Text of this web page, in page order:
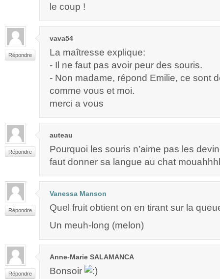
le coup !
Répondre
vava54
La maîtresse explique:
- Il ne faut pas avoir peur des souris.
- Non madame, répond Emilie, ce sont
comme vous et moi.
merci a vous
Répondre
auteau
Pourquoi les souris n’aime pas les
faut donner sa langue au chat
Répondre
Vanessa Manson
Quel fruit obtient on en tirant sur la
Un meuh-long (melon)
Répondre
Anne-Marie SALAMANCA
Bonsoir